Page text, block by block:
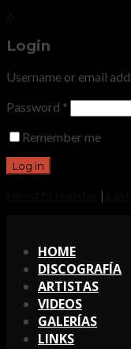
Login
Username or email
Password *
Remember me
|
HOME
DISCOGRAFÍA
ARTISTAS
VIDEOS
GALERÍAS
LINKS